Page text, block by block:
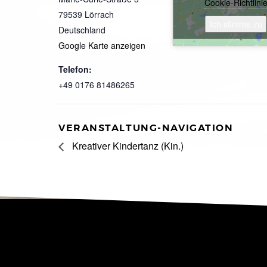
79539 Lörrach
Deutschland
Google Karte anzeigen
Telefon:
+49 0176 81486265
Cookie-Richtlinie
VERANSTALTUNG-NAVIGATION
Kreativer Kindertanz (Kin.)